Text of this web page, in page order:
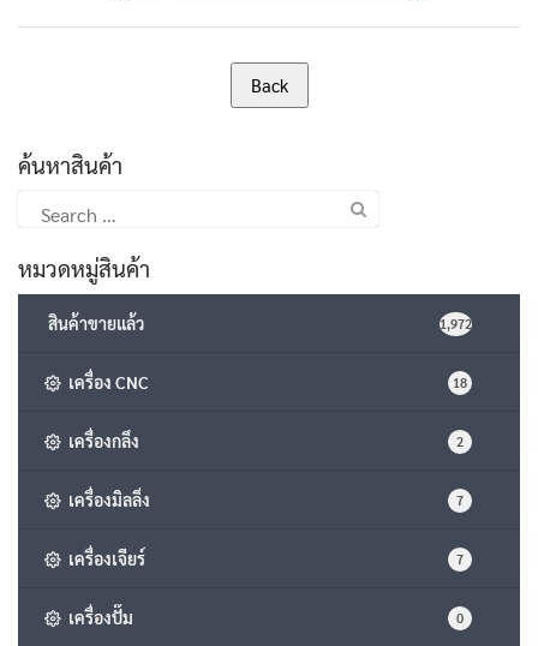
ค้นหาสินค้า
for:
หมวดหมู่สินค้า
สินค้าขายแล้ว 1,972
เครื่อง CNC 18
เครื่องกลึง 2
เครื่องมิลลิ่ง 7
เครื่องเจียร์ 7
เครื่องปั๊ม 0